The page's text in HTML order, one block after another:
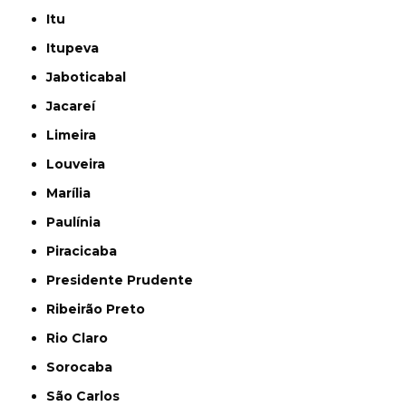
Itu
Itupeva
Jaboticabal
Jacareí
Limeira
Louveira
Marília
Paulínia
Piracicaba
Presidente Prudente
Ribeirão Preto
Rio Claro
Sorocaba
São Carlos